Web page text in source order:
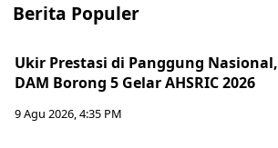
Berita Populer
Ukir Prestasi di Panggung Nasional,
DAM Borong 5 Gelar AHSRIC 2026
9 Agu 2026, 4:35 PM